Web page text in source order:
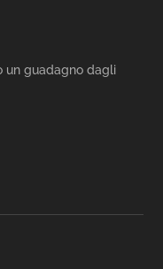
un guadagno dagli